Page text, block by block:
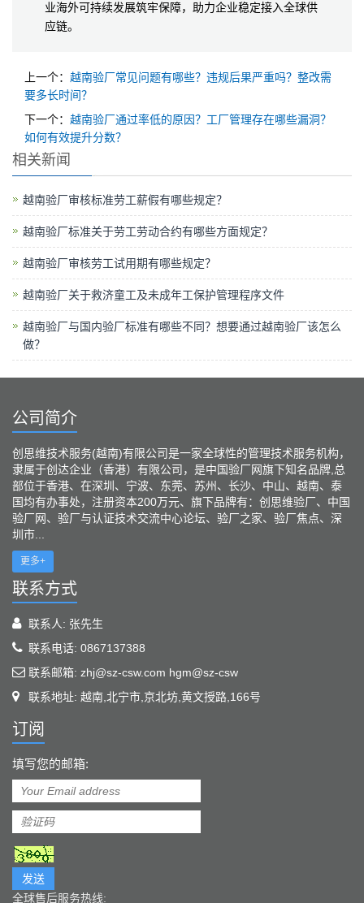
业海外可持续发展筑牢保障，助力企业稳定接入全球供
应链。
上一个： 越南验厂常见问题有哪些？违规后果严重吗？整改需
要多长时间？
下一个： 越南验厂通过率低的原因？工厂管理存在哪些漏洞？
如何有效提升分数？
相关新闻
越南验厂审核标准劳工薪假有哪些规定？
越南验厂标准关于劳工劳动合约有哪些方面规定？
越南验厂审核劳工试用期有哪些规定？
越南验厂关于救济童工及未成年工保护管理程序文件
越南验厂与国内验厂标准有哪些不同？想要通过越南验厂该怎么
做？
公司简介
创思维技术服务(越南)有限公司是一家全球性的管理技术服务机构，
隶属于创达企业（香港）有限公司，是中国验厂网旗下知名品牌,总
部位于香港、在深圳、宁波、东莞、苏州、长沙、中山、越南、泰
国均有办事处，注册资本200万元、旗下品牌有：创思维验厂、中国
验厂网、验厂与认证技术交流中心论坛、验厂之家、验厂焦点、深
圳市...
更多+
联系方式
联系人: 张先生
联系电话: 0867137388
联系邮箱: zhj@sz-csw.com hgm@sz-csw
联系地址: 越南,北宁市,京北坊,黄文授路,166号
订阅
填写您的邮箱:
发送
全球售后服务热线: